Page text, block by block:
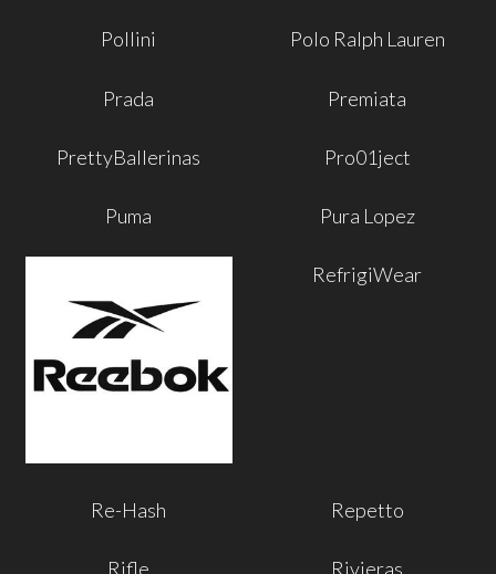
Pollini Polo Ralph Lauren
Prada Premiata
PrettyBallerinas Pro01ject
Puma Pura Lopez
RefrigiWear
Re-Hash Repetto
Rifle Rivieras